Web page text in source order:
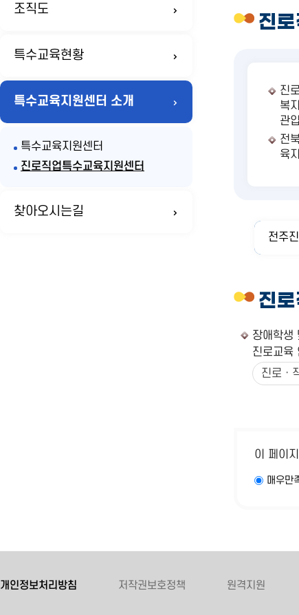
조직도
특수교육현황
특수교육지원센터 소개
특수교육지원센터
진로직업특수교육지원센터
찾아오시는길
진
진
복
관
전
육
전주
진
장애학생
진로교육
진로ㆍ
이 페이
매우만
개인정보처리방침 저작권보호정책 원격지원